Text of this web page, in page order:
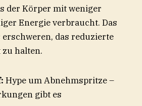
der Körper mit weniger
Energie verbraucht. Das
das reduzierte
halten.
Hype um Abnehmspritze –
gibt es